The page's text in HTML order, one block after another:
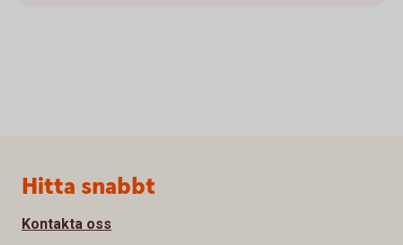
Sidfot
Hitta snabbt
Kontakta oss